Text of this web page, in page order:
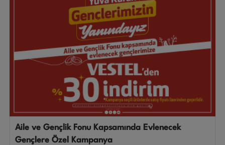
Aile ve Gençlik Fonu Kapsamında Evlenecek
Gençlere Özel Kampanya